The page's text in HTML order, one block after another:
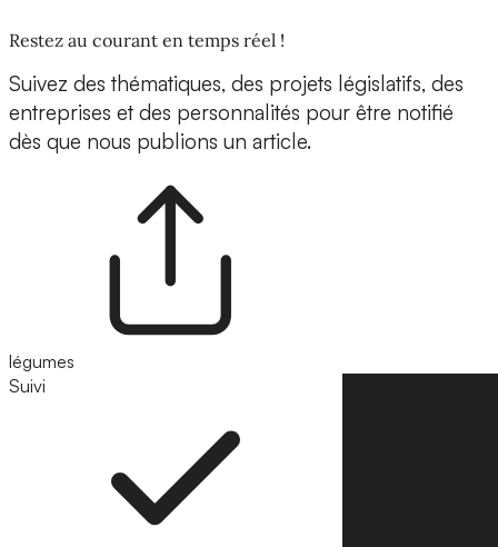
Restez au courant en temps réel !
Suivez des thématiques, des projets législatifs, des
entreprises et des personnalités pour être notifié
dès que nous publions un article.
légumes
Suivi